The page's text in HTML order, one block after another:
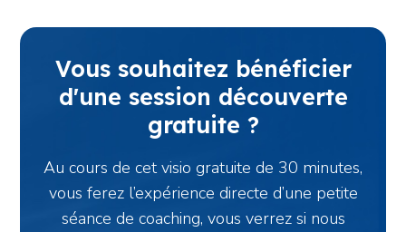
Vous souhaitez bénéficier
d'une session découverte
gratuite ?
Au cours de cet visio gratuite de 30 minutes,
vous ferez l’expérience directe d’une petite
séance de coaching, vous verrez si nous